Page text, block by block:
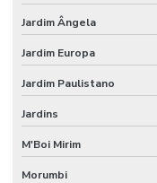
Equipamentos Para
Extrusão De Filmes
Extrusão De Materiais
Extrusão De Plásticos
Jardim Ângela
Jardim Europa
Jardim Paulistano
Jardins
M'Boi Mirim
Morumbi